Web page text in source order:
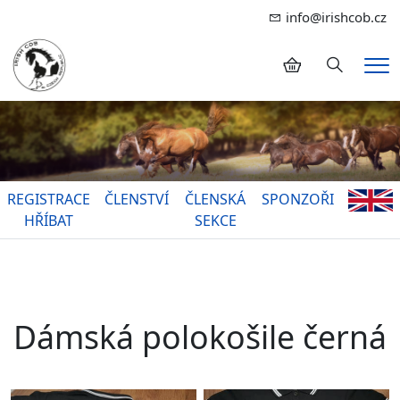
info@irishcob.cz
Hledání
REGISTRACE
HŘÍBAT
ČLENSTVÍ
ČLENSKÁ
SEKCE
SPONZOŘI
Dámská polokošile černá